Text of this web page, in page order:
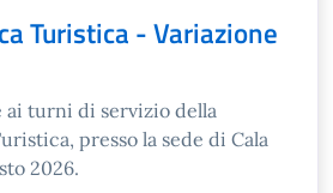
Turistica - Variazione
ai turni di servizio della
presso la sede di Cala
2026.